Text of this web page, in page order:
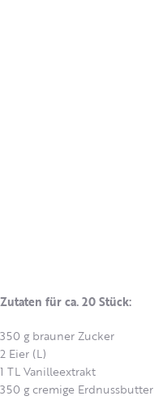
Zutaten für ca. 20 Stück:
350 g brauner Zucker
2 Eier (L)
1 TL Vanilleextrakt
350 g cremige Erdnussbutter